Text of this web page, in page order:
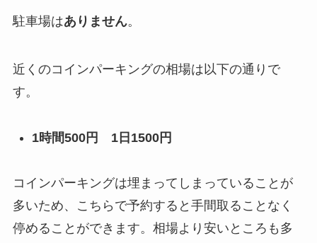
駐車場はありません。
近くのコインパーキングの相場は以下の通りで
す。
1時間500円 1日1500円
コインパーキングは埋まってしまっていることが
多いため、こちらで予約すると手間取ることなく
停めることができます。相場より安いところも多